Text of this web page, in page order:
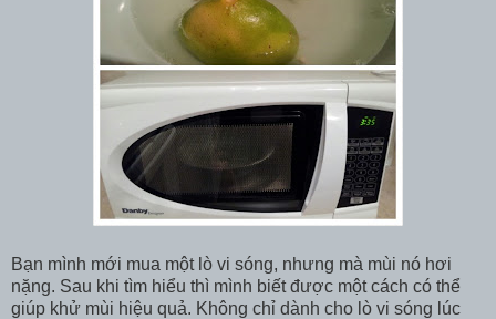
Bạn mình mới mua một lò vi sóng, nhưng mà mùi nó hơi
nặng. Sau khi tìm hiểu thì mình biết được một cách có thể
giúp khử mùi hiệu quả. Không chỉ dành cho lò vi sóng lúc